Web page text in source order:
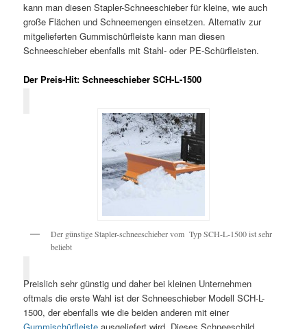
kann man diesen Stapler-Schneeschieber für kleine, wie auch
große Flächen und Schneemengen einsetzen. Alternativ zur
mitgelieferten Gummischürfleiste kann man diesen
Schneeschieber ebenfalls mit Stahl- oder PE-Schürfleisten.
Der Preis-Hit: Schneeschieber SCH-L-1500
Der günstige Stapler-schneeschieber vom Typ SCH-L-1500 ist sehr
beliebt
Preislich sehr günstig und daher bei kleinen Unternehmen
oftmals die erste Wahl ist der Schneeschieber Modell SCH-L-
1500, der ebenfalls wie die beiden anderen mit einer